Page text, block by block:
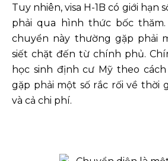
Tuy nhiên, visa H-1B có giới hạn
phải qua hình thức bốc
chuyển này thường gặp phải
siết chặt đến từ chính phủ.
học sinh định cư Mỹ theo
gặp phải một số rắc rối về thời
và cả chi phí.